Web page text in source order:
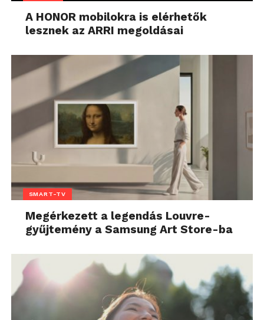
A HONOR mobilokra is elérhetők
lesznek az ARRI megoldásai
SMART-TV
Megérkezett a legendás Louvre-
gyűjtemény a Samsung Art Store-ba